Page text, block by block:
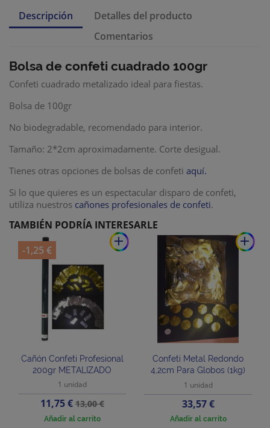
Descripción
Detalles del producto
Comentarios
Bolsa de confeti cuadrado 100gr
Confeti cuadrado metalizado ideal para fiestas.
Bolsa de 100gr
No biodegradable, recomendado para interior.
Tamaño: 2*2cm aproximadamente. Corte desigual.
Tienes otras opciones de bolsas de confeti aquí.
Si lo que quieres es un espectacular disparo de confeti,
utiliza nuestros cañones profesionales de confeti.
TAMBIÉN PODRÍA INTERESARLE
add
Cañón Confeti Profesional
200gr METALIZADO
1 unidad
Precio
11,75 €Precio
base
13,00 €
Añadir al carrito
-1,25 €
add
Confeti Metal Redondo
4,2cm Para Globos (1kg)
1 unidad
Precio
33,57 €
Añadir al carrito